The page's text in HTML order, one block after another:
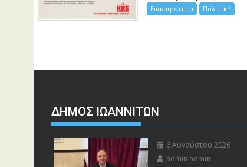
Επικαιρότητα Πολιτική
ΔΗΜΟΣ ΙΩΑΝΝΙΤΩΝ
6 Αυγούστου 2026
admin admin